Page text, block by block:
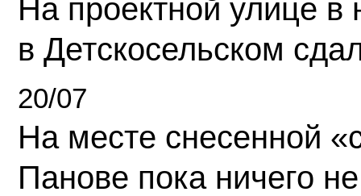
На проектной улице
в Детскосельском
20/07
На месте снесенной
Панове пока ничего